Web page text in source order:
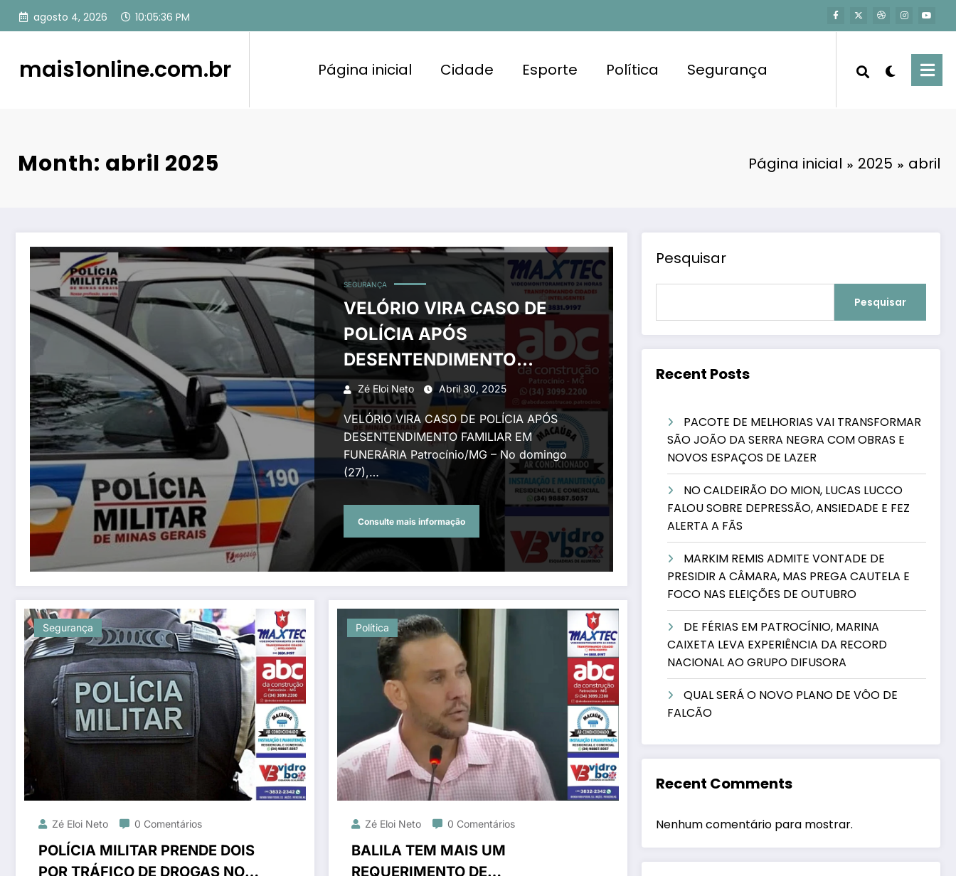
Pular
para
conteúdo
agosto 4, 2026 10:05:38 PM
mais1online.com.br Página inicial Cidade Esporte Política Segurança
Month: abril 2025 Página inicial 2025 abril
SEGURANÇA
VELÓRIO VIRA CASO DE
POLÍCIA APÓS
DESENTENDIMENTO
FAMILIAR EM FUNERÁRIA
Zé Eloi Neto Abril 30, 2025
VELÓRIO VIRA CASO DE POLÍCIA APÓS
DESENTENDIMENTO FAMILIAR EM
FUNERÁRIA Patrocínio/MG – No domingo
(27),…
Consulte mais informação
Segurança
Zé Eloi Neto 0 Comentários
POLÍCIA MILITAR PRENDE DOIS
POR TRÁFICO DE DROGAS NO
Política
Zé Eloi Neto 0 Comentários
BALILA TEM MAIS UM
REQUERIMENTO DE
Pesquisar
Pesquisar
Recent Posts
PACOTE DE MELHORIAS VAI TRANSFORMAR
SÃO JOÃO DA SERRA NEGRA COM OBRAS E
NOVOS ESPAÇOS DE LAZER
NO CALDEIRÃO DO MION, LUCAS LUCCO
FALOU SOBRE DEPRESSÃO, ANSIEDADE E FEZ
ALERTA A FÃS
MARKIM REMIS ADMITE VONTADE DE
PRESIDIR A CÂMARA, MAS PREGA CAUTELA E
FOCO NAS ELEIÇÕES DE OUTUBRO
DE FÉRIAS EM PATROCÍNIO, MARINA
CAIXETA LEVA EXPERIÊNCIA DA RECORD
NACIONAL AO GRUPO DIFUSORA
QUAL SERÁ O NOVO PLANO DE VÔO DE
FALCÃO
Recent Comments
Nenhum comentário para mostrar.